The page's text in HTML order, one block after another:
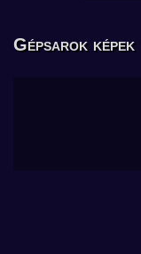
Gépsarok képek